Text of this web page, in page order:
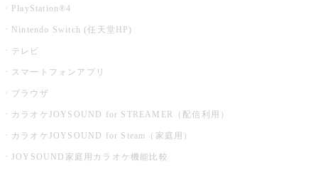
PlayStation®4
Nintendo Switch (任天堂HP)
テレビ
スマートフォンアプリ
ブラウザ
カラオケJOYSOUND for STREAMER（配信利用）
カラオケJOYSOUND for Steam（家庭用）
JOYSOUND家庭用カラオケ機能比較